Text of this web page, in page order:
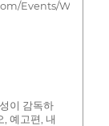
Events/
이 감독하
, 예고편, 내